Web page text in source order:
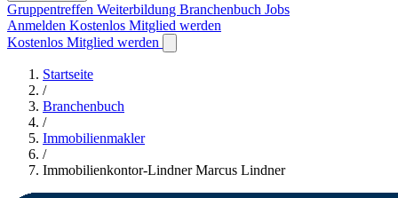
Gruppentreffen Weiterbildung Branchenbuch Jobs
Anmelden Kostenlos Mitglied werden
Kostenlos Mitglied werden
Startseite
/
Branchenbuch
/
Immobilienmakler
/
Immobilienkontor-Lindner Marcus Lindner